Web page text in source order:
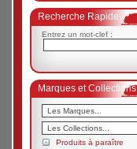
Recherche Rapide
Entrez un mot-clef :
Marques et Collections
Produits à paraître